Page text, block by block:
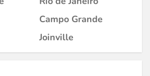
Campo Grande
Joinville